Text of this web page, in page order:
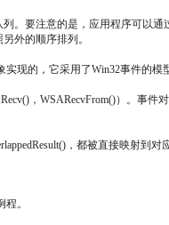
。要注意的是，应用程序可以
外的顺序排列。
现的，它采用了Win32事件的模
，WSARecvFrom()）。事
，都被直接映射到
。